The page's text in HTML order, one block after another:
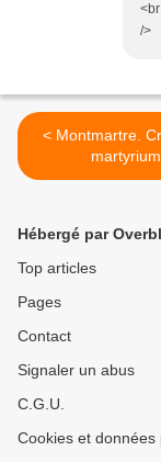
/>
< Montmartre. Crypte du
martyrium.
Hébergé par
Top articles
Pages
Contact
Signaler un abus
C.G.U.
Cookies et données